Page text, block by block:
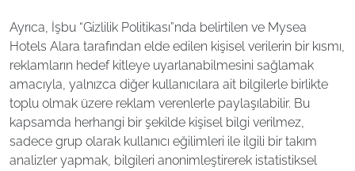
Ayrıca, İşbu “Gizlilik Politikası”nda belirtilen ve Mysea
Hotels Alara tarafından elde edilen kişisel verilerin bir kısmı,
reklamların hedef kitleye uyarlanabilmesini sağlamak
amacıyla, yalnızca diğer kullanıcılara ait bilgilerle birlikte
toplu olmak üzere reklam verenlerle paylaşılabilir. Bu
kapsamda herhangi bir şekilde kişisel bilgi verilmez,
sadece grup olarak kullanıcı eğilimleri ile ilgili bir takım
analizler yapmak, bilgileri anonimleştirerek istatistiksel